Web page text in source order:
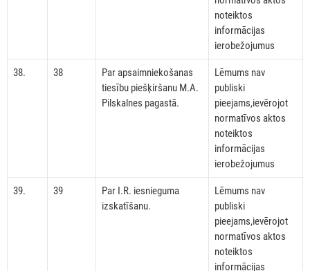
noteiktos
informācijas
ierobežojumus
38. 38
Par apsaimniekošanas
tiesību piešķiršanu M.A.
Pilskalnes pagastā.
Lēmums nav
publiski
pieejams,ievērojot
normatīvos aktos
noteiktos
informācijas
ierobežojumus
39. 39
Par I.R. iesnieguma
izskatīšanu.
Lēmums nav
publiski
pieejams,ievērojot
normatīvos aktos
noteiktos
informācijas